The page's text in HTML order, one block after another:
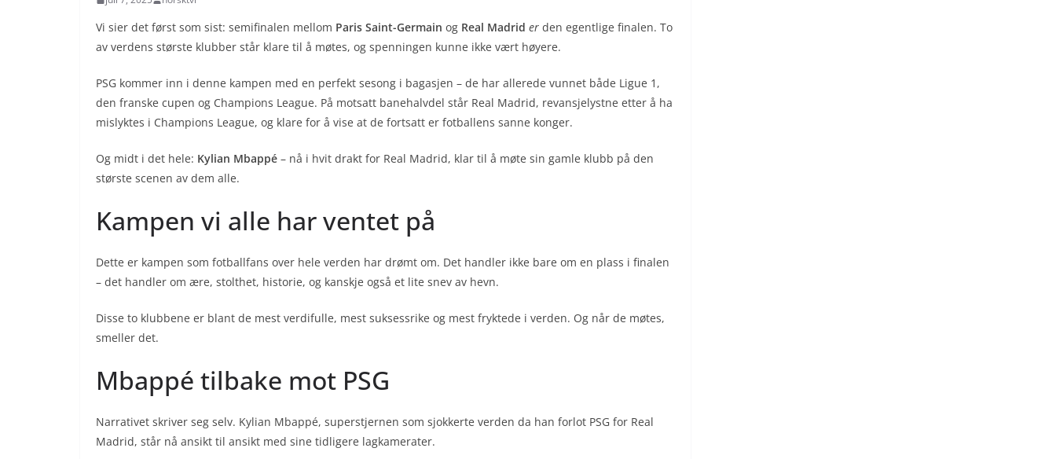
Vi sier det først som sist: semifinalen mellom Paris Saint-Germain og Real Madrid er den egentlige finalen. To
av verdens største klubber står klare til å møtes, og spenningen kunne ikke vært høyere.
PSG kommer inn i denne kampen med en perfekt sesong i bagasjen – de har allerede vunnet både Ligue 1,
den franske cupen og Champions League. På motsatt banehalvdel står Real Madrid, revansjelystne etter å ha
mislyktes i Champions League, og klare for å vise at de fortsatt er fotballens sanne konger.
Og midt i det hele: Kylian Mbappé – nå i hvit drakt for Real Madrid, klar til å møte sin gamle klubb på den
største scenen av dem alle.
Kampen vi alle har ventet på
Dette er kampen som fotballfans over hele verden har drømt om. Det handler ikke bare om en plass i finalen
– det handler om ære, stolthet, historie, og kanskje også et lite snev av hevn.
Disse to klubbene er blant de mest verdifulle, mest suksessrike og mest fryktede i verden. Og når de møtes,
smeller det.
Mbappé tilbake mot PSG
Narrativet skriver seg selv. Kylian Mbappé, superstjernen som sjokkerte verden da han forlot PSG for Real
Madrid, står nå ansikt til ansikt med sine tidligere lagkamerater.